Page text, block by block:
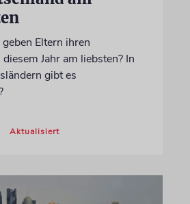
Eltern ihren
Jahr am liebsten? In
gibt es
Aktualisiert